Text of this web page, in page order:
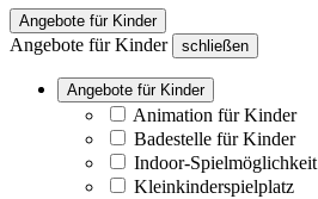
Angebote für Kinder
Angebote für Kinder schließen
Angebote für Kinder
Animation für Kinder
Badestelle für Kinder
Indoor-Spielmöglichkeit
Kleinkinderspielplatz